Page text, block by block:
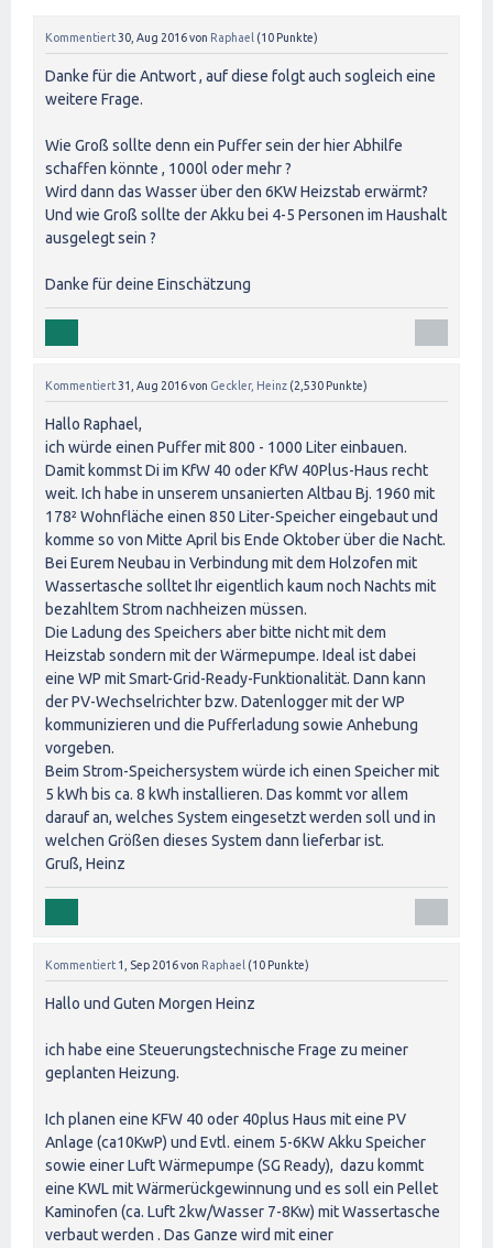
Kommentiert 30, Aug 2016von Raphael (10 Punkte)
Danke für die Antwort , auf diese folgt auch sogleich eine
weitere Frage.
Wie Groß sollte denn ein Puffer sein der hier Abhilfe
schaffen könnte , 1000l oder mehr ?
Wird dann das Wasser über den 6KW Heizstab erwärmt?
Und wie Groß sollte der Akku bei 4-5 Personen im Haushalt
ausgelegt sein ?
Danke für deine Einschätzung
Kommentiert 31, Aug 2016von Geckler, Heinz (2,530 Punkte)
Hallo Raphael,
ich würde einen Puffer mit 800 - 1000 Liter einbauen.
Damit kommst Di im KfW 40 oder KfW 40Plus-Haus recht
weit. Ich habe in unserem unsanierten Altbau Bj. 1960 mit
178² Wohnfläche einen 850 Liter-Speicher eingebaut und
komme so von Mitte April bis Ende Oktober über die Nacht.
Bei Eurem Neubau in Verbindung mit dem Holzofen mit
Wassertasche solltet Ihr eigentlich kaum noch Nachts mit
bezahltem Strom nachheizen müssen.
Die Ladung des Speichers aber bitte nicht mit dem
Heizstab sondern mit der Wärmepumpe. Ideal ist dabei
eine WP mit Smart-Grid-Ready-Funktionalität. Dann kann
der PV-Wechselrichter bzw. Datenlogger mit der WP
kommunizieren und die Pufferladung sowie Anhebung
vorgeben.
Beim Strom-Speichersystem würde ich einen Speicher mit
5 kWh bis ca. 8 kWh installieren. Das kommt vor allem
darauf an, welches System eingesetzt werden soll und in
welchen Größen dieses System dann lieferbar ist.
Gruß, Heinz
Kommentiert 1, Sep 2016von Raphael (10 Punkte)
Hallo und Guten Morgen Heinz
ich habe eine Steuerungstechnische Frage zu meiner
geplanten Heizung.
Ich planen eine KFW 40 oder 40plus Haus mit eine PV
Anlage (ca10KwP) und Evtl. einem 5-6KW Akku Speicher
sowie einer Luft Wärmepumpe (SG Ready), dazu kommt
eine KWL mit Wärmerückgewinnung und es soll ein Pellet
Kaminofen (ca. Luft 2kw/Wasser 7-8Kw) mit Wassertasche
verbaut werden . Das Ganze wird mit einer